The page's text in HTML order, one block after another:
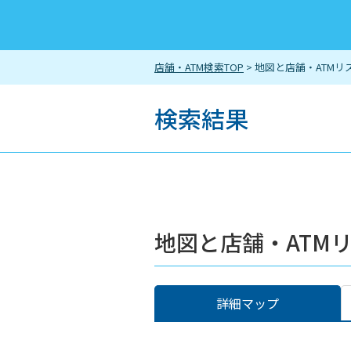
店舗・ATM検索TOP > 地図と店舗・ATMリ
検索結果
地図と店舗・ATM
詳細マップ